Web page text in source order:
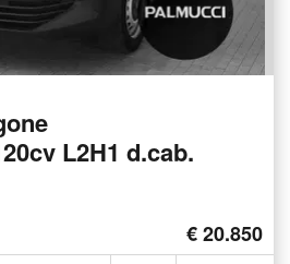
L2H1 d.cab.
€ 20.850